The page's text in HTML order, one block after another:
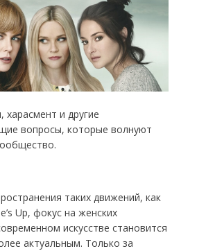
харасмент и другие
вопросы, которые волнуют
таких движений, как
Up, фокус на женских
искусстве становится
актуальным. Только за